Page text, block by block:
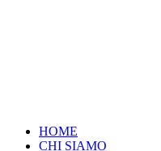
HOME
CHI SIAMO